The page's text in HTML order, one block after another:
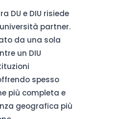
DU e DIU risiede
partner.
da una sola
un DIU
spesso
più completa e
geografica più